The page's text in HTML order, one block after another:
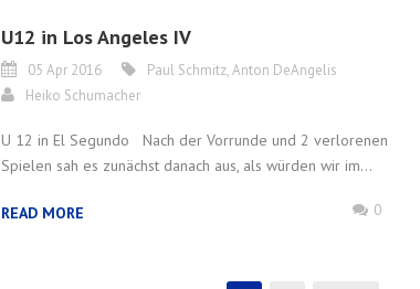
U12 in Los Angeles IV
05 Apr 2016 Paul Schmitz,Anton DeAngelis
Heiko Schumacher
U 12 in El Segundo Nach der Vorrunde und 2 verlorenen
Spielen sah es zunächst danach aus, als würden wir im...
READ MORE 0